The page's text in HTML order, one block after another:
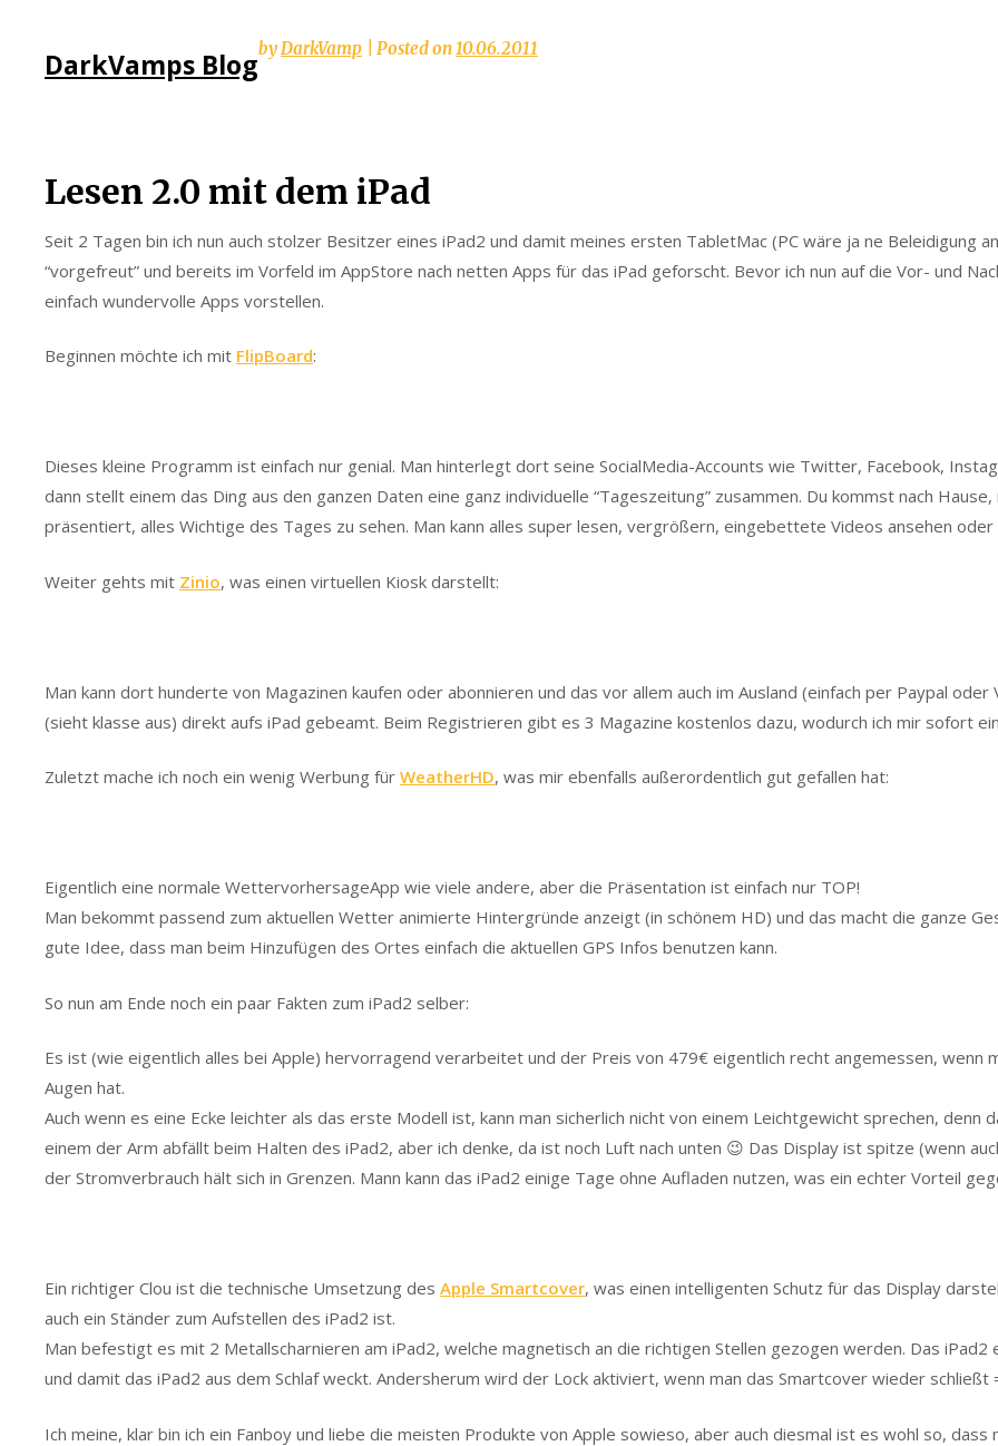
DarkVamps Blog
Lesen 2.0 mit dem iPad
byDarkVamp Posted on10.06.2011
Seit 2 Tagen bin ich nun auch stolzer Besitzer eines iPad2 und damit meines ersten TabletMac (PC wäre ja ne Beleidigung
“vorgefreut” und bereits im Vorfeld im AppStore nach netten Apps für das iPad geforscht. Bevor ich nun auf die Vor- und
einfach wundervolle Apps vorstellen.
Beginnen möchte ich mit FlipBoard:
Dieses kleine Programm ist einfach nur genial. Man hinterlegt dort seine SocialMedia-Accounts wie Twitter, Facebook,
dann stellt einem das Ding aus den ganzen Daten eine ganz individuelle “Tageszeitung” zusammen. Du kommst nach
präsentiert, alles Wichtige des Tages zu sehen. Man kann alles super lesen, vergrößern, eingebettete Videos ansehen
Weiter gehts mit Zinio, was einen virtuellen Kiosk darstellt:
Man kann dort hunderte von Magazinen kaufen oder abonnieren und das vor allem auch im Ausland (einfach per Paypal
(sieht klasse aus) direkt aufs iPad gebeamt. Beim Registrieren gibt es 3 Magazine kostenlos dazu, wodurch ich mir sofort
Zuletzt mache ich noch ein wenig Werbung für WeatherHD, was mir ebenfalls außerordentlich gut gefallen hat:
Eigentlich eine normale WettervorhersageApp wie viele andere, aber die Präsentation ist einfach nur TOP!
Man bekommt passend zum aktuellen Wetter animierte Hintergründe anzeigt (in schönem HD) und das macht die ganze
gute Idee, dass man beim Hinzufügen des Ortes einfach die aktuellen GPS Infos benutzen kann.
So nun am Ende noch ein paar Fakten zum iPad2 selber:
Es ist (wie eigentlich alles bei Apple) hervorragend verarbeitet und der Preis von 479€ eigentlich recht angemessen, wenn
Augen hat.
Auch wenn es eine Ecke leichter als das erste Modell ist, kann man sicherlich nicht von einem Leichtgewicht sprechen, denn
einem der Arm abfällt beim Halten des iPad2, aber ich denke, da ist noch Luft nach unten 😉 Das Display ist spitze (wenn
der Stromverbrauch hält sich in Grenzen. Mann kann das iPad2 einige Tage ohne Aufladen nutzen, was ein echter Vorteil
Ein richtiger Clou ist die technische Umsetzung des Apple Smartcover, was einen intelligenten Schutz für das Display
auch ein Ständer zum Aufstellen des iPad2 ist.
Man befestigt es mit 2 Metallscharnieren am iPad2, welche magnetisch an die richtigen Stellen gezogen werden. Das
und damit das iPad2 aus dem Schlaf weckt. Andersherum wird der Lock aktiviert, wenn man das Smartcover wieder schließt
Ich meine, klar bin ich ein Fanboy und liebe die meisten Produkte von Apple sowieso, aber auch diesmal ist es wohl so,